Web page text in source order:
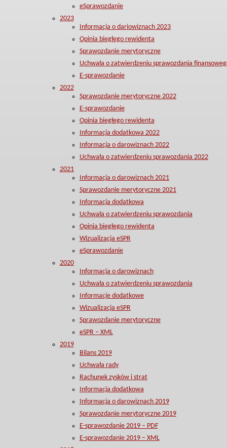
eSprawozdanie
2023
Informacja o dariowiznach 2023
Opinia biegłego rewidenta
Sprawozdanie merytoryczne
Uchwała o zatwierdzeniu sprawozdania
E-sprawozdanie
2022
Sprawozdanie merytoryczne 2022
E-sprawozdanie
Opinia biegłego rewidenta
Informacja dodatkowa 2022
Informacja o darowiznach 2022
Uchwała o zatwierdzeniu sprawozdania 2022
2021
Informacja o darowiznach 2021
Sprawozdanie merytoryczne 2021
Informacja dodatkowa
Uchwała o zatwierdzeniu sprawozdania
Opinia biegłego rewidenta
Wizualizacja eSPR
eSprawozdanie
2020
Informacja o darowiznach
Uchwała o zatwierdzeniu sprawozdania
Informacje dodatkowe
Wizualizacja eSPR
Sprawozdanie merytoryczne
eSPR – XML
2019
Bilans 2019
Uchwała rady
Rachunek zysków i strat
Informacja dodatkowa
Informacja o darowiznach 2019
Sprawozdanie merytoryczne 2019
E-sprawozdanie 2019 – PDF
E-sprawozdanie 2019 – XML